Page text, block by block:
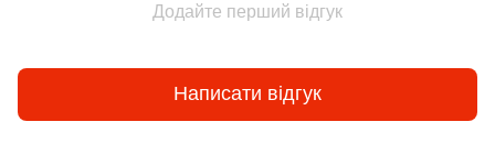
Додайте перший відгук
Написати відгук